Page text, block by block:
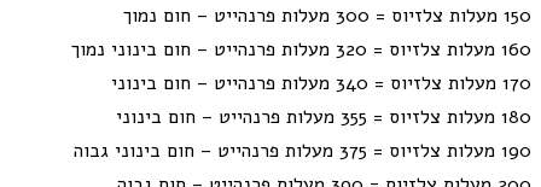
150 מעלות צלזיוס = 300 מעלות פרנהייט – חום נמוך
160 מעלות צלזיוס = 320 מעלות פרנהייט – חום בינוני נמוך
170 מעלות צלזיוס = 340 מעלות פרנהייט – חום בינוני
180 מעלות צלזיוס = 355 מעלות פרנהייט – חום בינוני
190 מעלות צלזיוס = 375 מעלות פרנהייט – חום בינוני גבוה